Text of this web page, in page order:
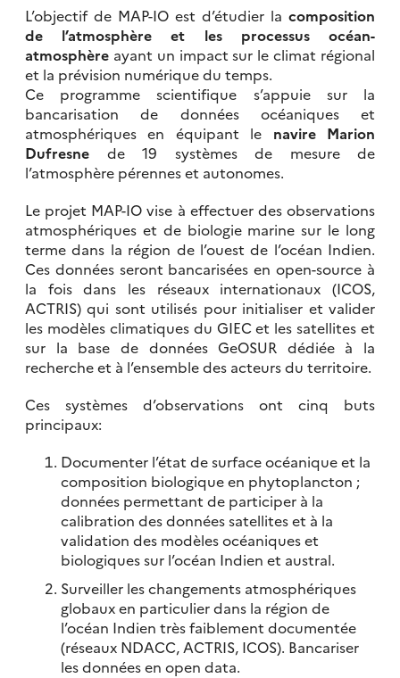
L’objectif de MAP-IO est d’étudier la composition
de l’atmosphère et les processus océan-
atmosphère ayant un impact sur le climat régional
et la prévision numérique du temps.
Ce programme scientifique s’appuie sur la
bancarisation de données océaniques et
atmosphériques en équipant le navire Marion
Dufresne de 19 systèmes de mesure de
l’atmosphère pérennes et autonomes.
Le projet MAP-IO vise à effectuer des observations
atmosphériques et de biologie marine sur le long
terme dans la région de l’ouest de l’océan Indien.
Ces données seront bancarisées en open-source à
la fois dans les réseaux internationaux (ICOS,
ACTRIS) qui sont utilisés pour initialiser et valider
les modèles climatiques du GIEC et les satellites et
sur la base de données GeOSUR dédiée à la
recherche et à l’ensemble des acteurs du territoire.
Ces systèmes d’observations ont cinq buts
principaux:
Documenter l’état de surface océanique et la
composition biologique en phytoplancton ;
données permettant de participer à la
calibration des données satellites et à la
validation des modèles océaniques et
biologiques sur l’océan Indien et austral.
Surveiller les changements atmosphériques
globaux en particulier dans la région de
l’océan Indien très faiblement documentée
(réseaux NDACC, ACTRIS, ICOS). Bancariser
les données en open data.